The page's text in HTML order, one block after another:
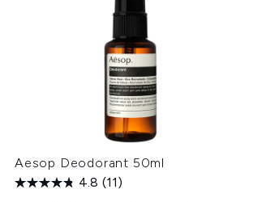
Aesop Deodorant 50ml
4.8 (11)